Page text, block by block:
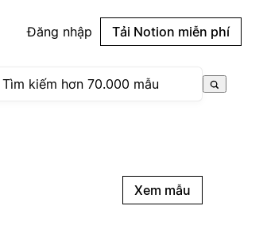
Đăng nhập Tải Notion miễn phí
Xem mẫu